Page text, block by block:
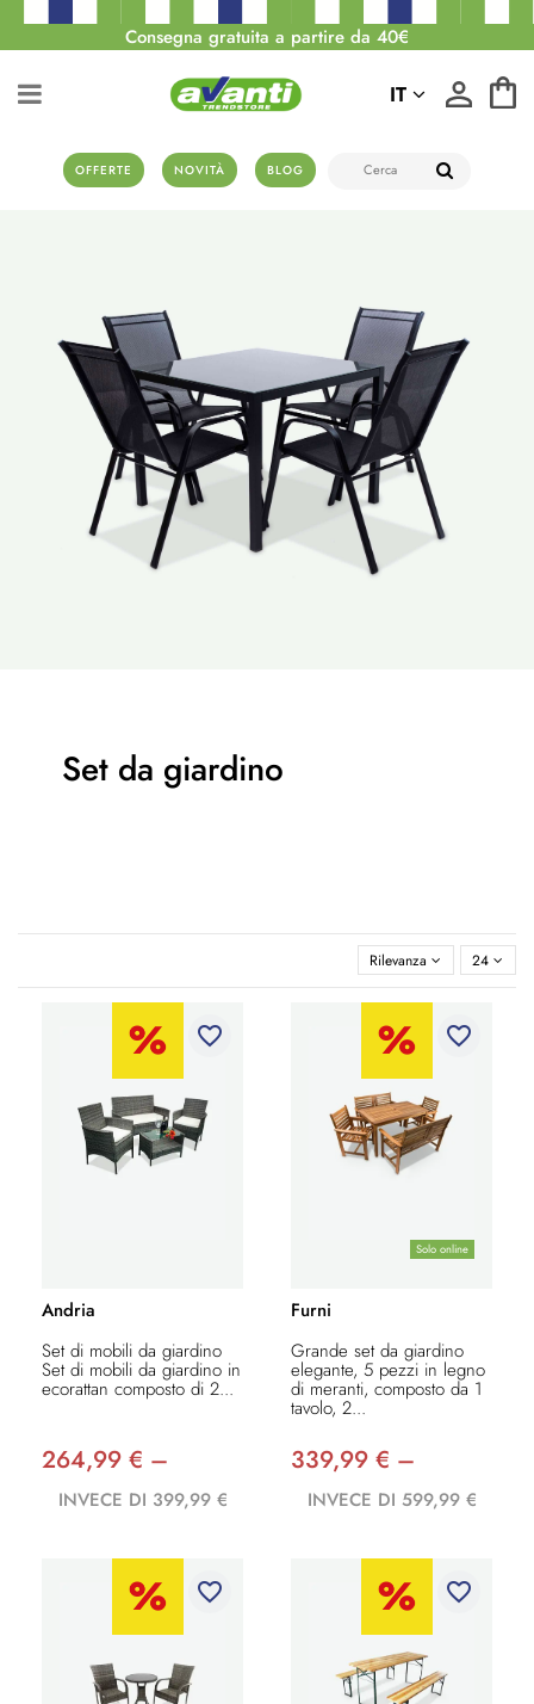
Consegna gratuita a partire da 40€
OFFERTE NOVITÀ BLOG
IT
Set da giardino
Rilevanza 24
favorite_border
Andria
Set di mobili da giardino
Set di mobili da giardino in
ecorattan composto di 2...
264,99 € –
INVECE DI 399,99 €
Solo online
favorite_border
Furni
Grande set da giardino
elegante, 5 pezzi in legno
di meranti, composto da 1
tavolo, 2...
339,99 € –
INVECE DI 599,99 €
favorite_border favorite_border